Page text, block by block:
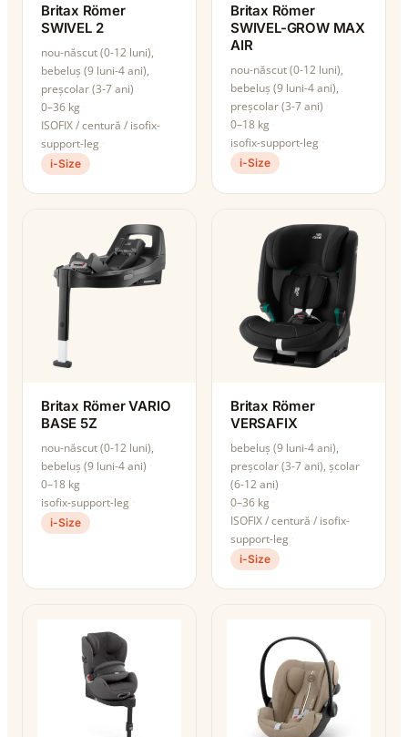
Britax Römer
SWIVEL 2
nou-născut (0-12 luni),
bebeluș (9 luni-4 ani),
preșcolar (3-7 ani)
0–36 kg
ISOFIX / centură / isofix-
support-leg
i-Size
Britax Römer
SWIVEL-GROW MAX
AIR
nou-născut (0-12 luni),
bebeluș (9 luni-4 ani),
preșcolar (3-7 ani)
0–18 kg
isofix-support-leg
i-Size
Britax Römer VARIO
BASE 5Z
nou-născut (0-12 luni),
bebeluș (9 luni-4 ani)
0–18 kg
isofix-support-leg
i-Size
Britax Römer
VERSAFIX
bebeluș (9 luni-4 ani),
preșcolar (3-7 ani), școlar
(6-12 ani)
0–36 kg
ISOFIX / centură / isofix-
support-leg
i-Size